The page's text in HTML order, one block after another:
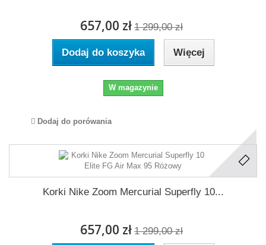
657,00 zł 1 299,00 zł
Dodaj do koszyka Więcej
W magazynie
Dodaj do porówania
Korki Nike Zoom Mercurial Superfly 10...
657,00 zł 1 299,00 zł